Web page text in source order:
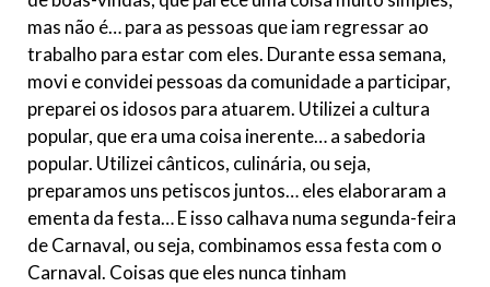
mas não é… para as pessoas que iam regressar ao
trabalho para estar com eles. Durante essa semana,
movi e convidei pessoas da comunidade a participar,
preparei os idosos para atuarem. Utilizei a cultura
popular, que era uma coisa inerente… a sabedoria
popular. Utilizei cânticos, culinária, ou seja,
preparamos uns petiscos juntos… eles elaboraram a
ementa da festa… E isso calhava numa segunda-feira
de Carnaval, ou seja, combinamos essa festa com o
Carnaval. Coisas que eles nunca tinham